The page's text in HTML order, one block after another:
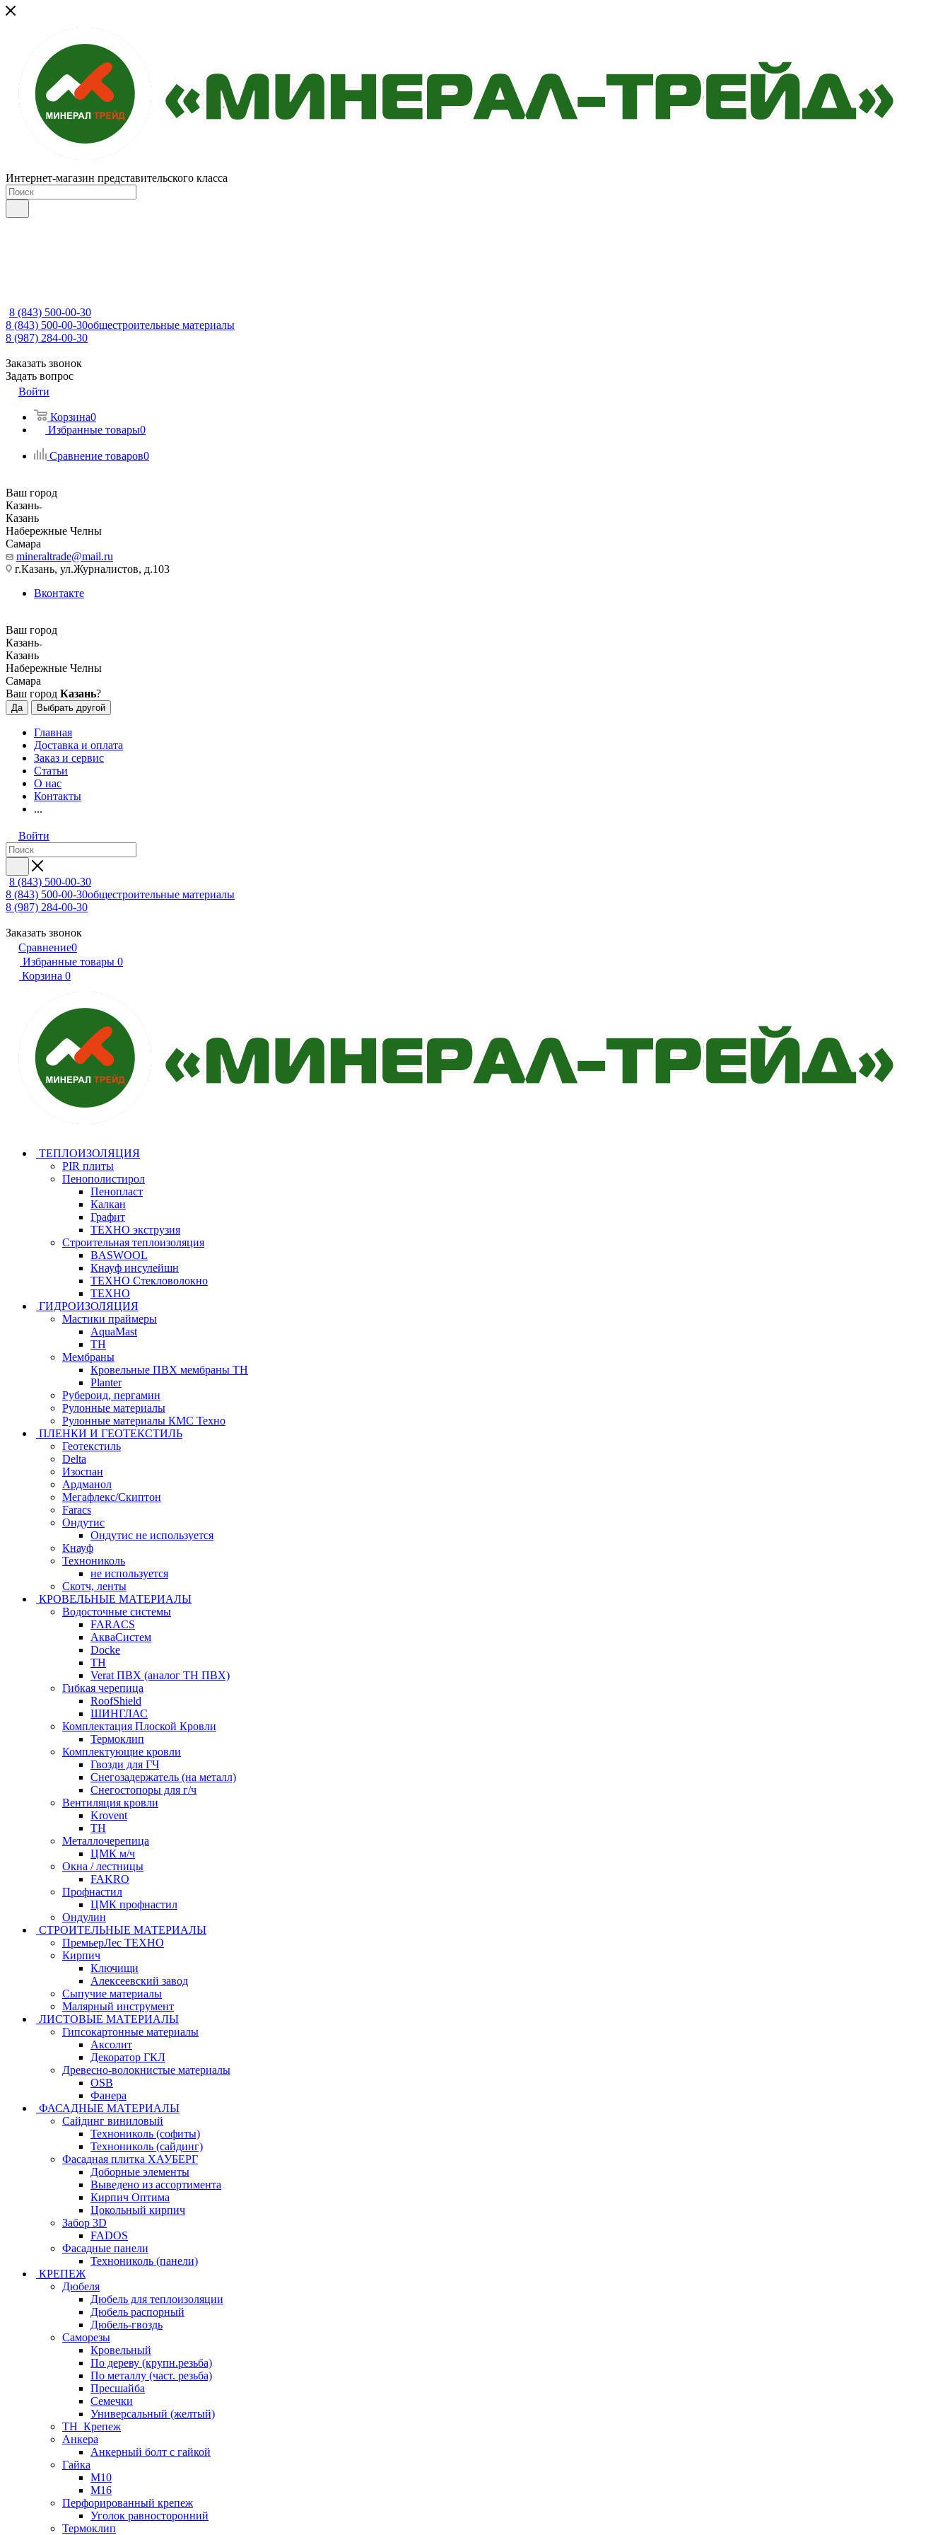
Интернет-магазин представительского класса
8 (843) 500-00-30
8 (843) 500-00-30общестроительные материалы
8 (987) 284-00-30
Заказать звонок
Задать вопрос
Войти
Корзина0
Избранные товары0
Сравнение товаров0
Ваш город
Казань
Казань
Набережные Челны
Самара
mineraltrade@mail.ru
г.Казань, ул.Журналистов, д.103
Вконтакте
Ваш город
Казань
Казань
Набережные Челны
Самара
Ваш город Казань?
Да Выбрать другой
Главная
Доставка и оплата
Заказ и сервис
Статьи
О нас
Контакты
...
Войти
8 (843) 500-00-30
8 (843) 500-00-30общестроительные материалы
8 (987) 284-00-30
Заказать звонок
Сравнение0
Избранные товары 0
Корзина 0
ТЕПЛОИЗОЛЯЦИЯ
PIR плиты
Пенополистирол
Пенопласт
Калкан
Графит
ТЕХНО экструзия
Строительная теплоизоляция
BASWOOL
Кнауф инсулейшн
ТЕХНО Стекловолокно
ТЕХНО
ГИДРОИЗОЛЯЦИЯ
Мастики праймеры
AquaMast
ТН
Мембраны
Кровельные ПВХ мембраны ТН
Planter
Рубероид, пергамин
Рулонные материалы
Рулонные материалы КМС Техно
ПЛЕНКИ И ГЕОТЕКСТИЛЬ
Геотекстиль
Delta
Изоспан
Ардманол
Мегафлекс/Скиптон
Faracs
Ондутис
Ондутис не используется
Кнауф
Технониколь
не используется
Скотч, ленты
КРОВЕЛЬНЫЕ МАТЕРИАЛЫ
Водосточные системы
FARACS
АкваСистем
Docke
ТН
Verat ПВХ (аналог ТН ПВХ)
Гибкая черепица
RoofShield
ШИНГЛАС
Комплектация Плоской Кровли
Термоклип
Комплектующие кровли
Гвозди для ГЧ
Снегозадержатель (на металл)
Снегостопоры для г/ч
Вентиляция кровли
Krovent
ТН
Металлочерепица
ЦМК м/ч
Окна / лестницы
FAKRO
Профнастил
ЦМК профнастил
Ондулин
СТРОИТЕЛЬНЫЕ МАТЕРИАЛЫ
ПремьерЛес ТЕХНО
Кирпич
Ключищи
Алексеевский завод
Сыпучие материалы
Малярный инструмент
ЛИСТОВЫЕ МАТЕРИАЛЫ
Гипсокартонные материалы
Аксолит
Декоратор ГКЛ
Древесно-волокнистые материалы
OSB
Фанера
ФАСАДНЫЕ МАТЕРИАЛЫ
Сайдинг виниловый
Технониколь (софиты)
Технониколь (сайдинг)
Фасадная плитка ХАУБЕРГ
Доборные элементы
Выведено из ассортимента
Кирпич Оптима
Цокольный кирпич
Забор 3D
FADOS
Фасадные панели
Технониколь (панели)
КРЕПЕЖ
Дюбеля
Дюбель для теплоизоляции
Дюбель распорный
Дюбель-гвоздь
Саморезы
Кровельный
По дереву (крупн.резьба)
По металлу (част. резьба)
Пресшайба
Семечки
Универсальный (желтый)
ТН_Крепеж
Анкера
Анкерный болт с гайкой
Гайка
М10
М16
Перфорированный крепеж
Уголок равносторонний
Термоклип